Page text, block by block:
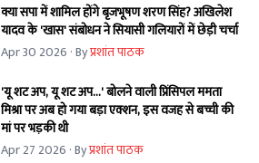
क्या सपा में शामिल होंगे बृजभूषण शरण सिंह? अखिलेश
यादव के 'खास' संबोधन ने सियासी गलियारों में छेड़ी चर्चा
Apr 30 2026 · Byप्रशांत पाठक
'यू शट अप, यू शट अप...' बोलने वाली प्रिंसिपल ममता
मिश्रा पर अब हो गया बड़ा एक्शन, इस वजह से बच्ची की
मां पर भड़की थी
Apr 27 2026 · Byप्रशांत पाठक